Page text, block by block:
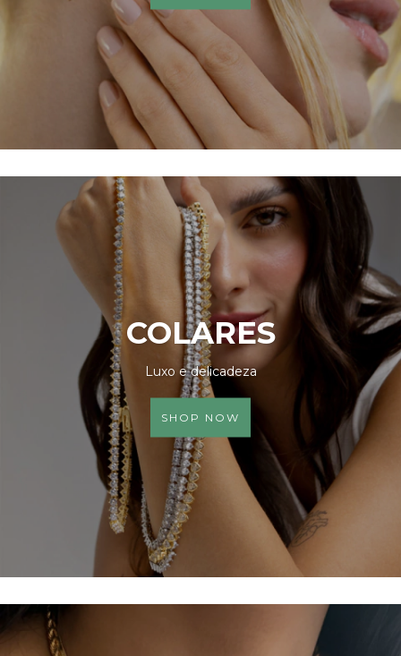
COLARES
Luxo e delicadeza
SHOP NOW